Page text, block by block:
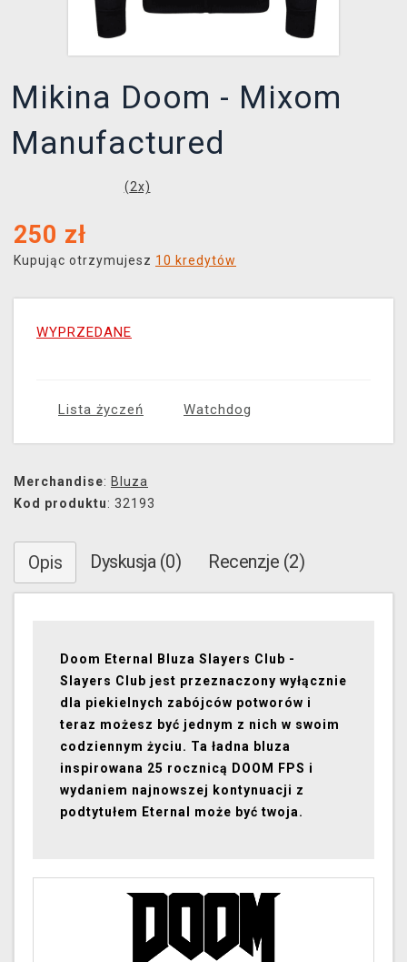
Mikina Doom - Mixom
Manufactured
(2x)
250 zł
Kupując otrzymujesz 10 kredytów
WYPRZEDANE
Lista życzeń Watchdog
Merchandise: Bluza
Kod produktu: 32193
Opis Dyskusja (0) Recenzje (2)
Doom Eternal Bluza Slayers Club -
Slayers Club jest przeznaczony wyłącznie
dla piekielnych zabójców potworów i
teraz możesz być jednym z nich w swoim
codziennym życiu. Ta ładna bluza
inspirowana 25 rocznicą DOOM FPS i
wydaniem najnowszej kontynuacji z
podtytułem Eternal może być twoja.